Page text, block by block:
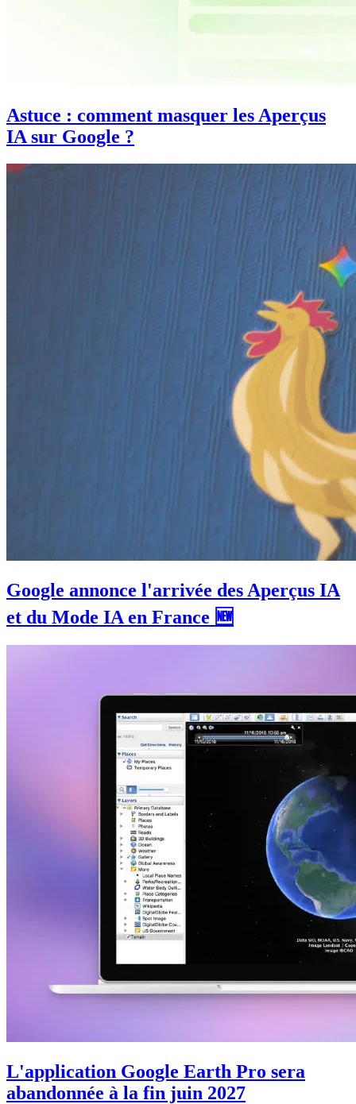
Astuce : comment masquer les Aperçus
IA sur Google ?
Google annonce l'arrivée des Aperçus IA
et du Mode IA en France 🆕
L'application Google Earth Pro sera
abandonnée à la fin juin 2027